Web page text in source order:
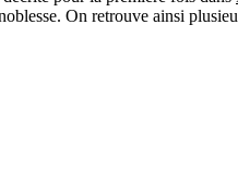
On retrouve ainsi